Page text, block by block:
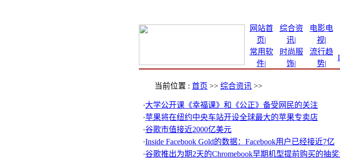
网站首
页|
综合资
讯|
电影电
视|
常用软
件|
时尚服
饰|
流行趋
势|
当前位置 : 首页 >> 综合资讯 >>
·大学公开课《幸福课》和《公正》备受网民的关注
·苹果将在纽约中央车站开设全球最大的苹果专卖店
·谷歌市值接近2000亿美元
·Inside Facebook Gold的数据：Facebook用户已经接近7亿
·谷歌推出为期2天的Chromebook早期机型提前购买的抽